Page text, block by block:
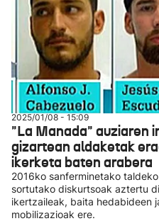
2025/01/08 - 15:09
"La Manada" auziaren
gizartean aldaketak
ikerketa baten arabera
2016ko sanferminetako
sortutako diskurtsoak aztertu
ikertzaileak, baita hedabideen
mobilizazioak ere.